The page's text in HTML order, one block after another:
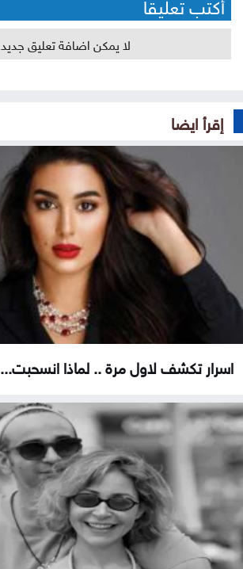
لا يمكن اضافة تعليق جديد
إقرأ ايضا
اسرار تكشف لاول مرة .. لماذا انسحبت...